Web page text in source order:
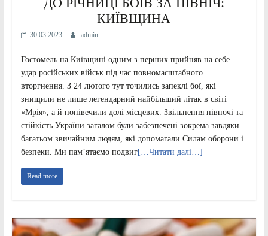
КИЇВЩИНА
30.03.2023 admin
Гостомель на Київщині одним з перших прийняв на себе
удар російських військ під час повномасштабного
вторгнення. З 24 лютого тут точились запеклі бої, які
знищили не лише легендарний найбільший літак в світі
«Мрія», а й понівечили долі місцевих. Звільнення півночі та
стійкість України загалом були забезпечені зокрема завдяки
багатьом звичайним людям, які допомагали Силам оборони і
безпеки. Ми памʼятаємо подвиг[…Читати далі…]
Read more